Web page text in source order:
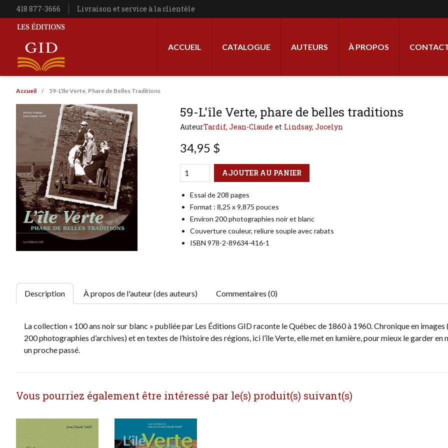
Aller au contenu principal
Téléphone
418 877-3666 Livraison et service à la clientèle
ACCUEIL CATALOGUE AUTEURS À PROPOS
Fil d'Ariane
Accueil 59-L'île Verte, Phare de Belles Traditions
59-L'île Verte, phare de belles traditions
AuteurTardif, Jean-Claude Lindsay, Jocelyn
34,95 $
Qté
Format AJOUTER AU PANIER
Essai de 208 pages
Format : 8,25 x 9,875 pouces
Environ 200 photographies noir et blanc
Couverture couleur, reliure souple avec rabats
ISBN 978-2-89634-416-1
Description À propos de l'auteur (des auteurs) Commentaires (0)
La collection « 100 ans noir sur blanc » publiée par Les Éditions GID raconte le Québec de 1860 à 1960. Chronique en images
200 photographies d’archives) et en textes de l’histoire des régions, ici l’île Verte, elle met en lumière, pour mieux le garder en
un proche passé.
Vous pourriez également être intéressé par le(s) produit(s) suivant(s)